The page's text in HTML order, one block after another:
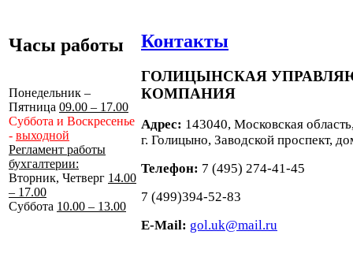
Часы работы
Понедельник –
Пятница 09.00 – 17.00
Суббота и Воскресенье
- выходной
Регламент работы
бухгалтерии:
Вторник, Четверг 14.00
– 17.00
Суббота 10.00 – 13.00
Контакты
ГОЛИЦЫНСКАЯ
КОМПАНИЯ
Адрес: 143040, Московская
г. Голицыно, Заводской проспект,
Телефон: 7 (495) 274-41-45
7 (499)394-52-83
E-Mail: gol.uk@mail.ru